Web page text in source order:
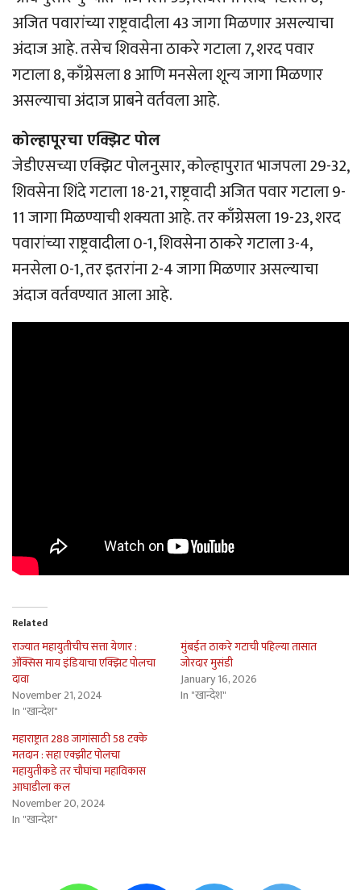
अजित पवारांच्या राष्ट्रवादीला 43 जागा मिळणार असल्याचा
अंदाज आहे. तसेच शिवसेना ठाकरे गटाला 7, शरद पवार
गटाला 8, काँग्रेसला 8 आणि मनसेला शून्य जागा मिळणार
असल्याचा अंदाज प्राबने वर्तवला आहे.
कोल्हापूरचा एक्झिट पोल
जेडीएसच्या एक्झिट पोलनुसार, कोल्हापुरात भाजपला 29-32,
शिवसेना शिंदे गटाला 18-21, राष्ट्रवादी अजित पवार गटाला 9-
11 जागा मिळण्याची शक्यता आहे. तर काँग्रेसला 19-23, शरद
पवारांच्या राष्ट्रवादीला 0-1, शिवसेना ठाकरे गटाला 3-4,
मनसेला 0-1, तर इतरांना 2-4 जागा मिळणार असल्याचा
अंदाज वर्तवण्यात आला आहे.
Related
राज्यात महायुतीचीच सत्ता येणार :
अ‍ॅक्सिस माय इंडियाचा एक्झिट पोलचा
दावा
November 21, 2024
In "खान्देश"
मुंबईत ठाकरे गटाची पहिल्या तासात
जोरदार मुसंडी
January 16, 2026
In "खान्देश"
महाराष्ट्रात 288 जागांसाठी 58 टक्के
मतदान : सहा एक्झीट पोलचा
महायुतीकडे तर चौघांचा महाविकास
आघाडीला कल
November 20, 2024
In "खान्देश"